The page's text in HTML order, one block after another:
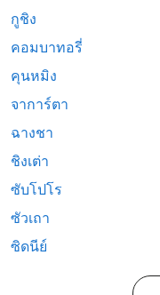
กูชิง
คอมบาทอรี่
คุนหมิง
จาการ์ตา
ฉางชา
ชิงเต่า
ซับโปโร
ซัวเถา
ซิดนีย์